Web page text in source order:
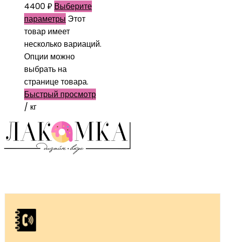
4400₽ Выберите
параметры Этот
товар имеет
несколько вариаций.
Опции можно
выбрать на
странице товара.
Быстрый просмотр
/ кг